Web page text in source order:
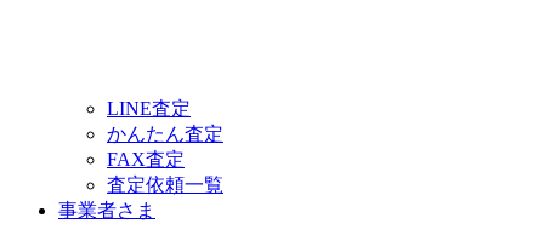
LINE査定
かんたん査定
FAX査定
査定依頼一覧
事業者さま